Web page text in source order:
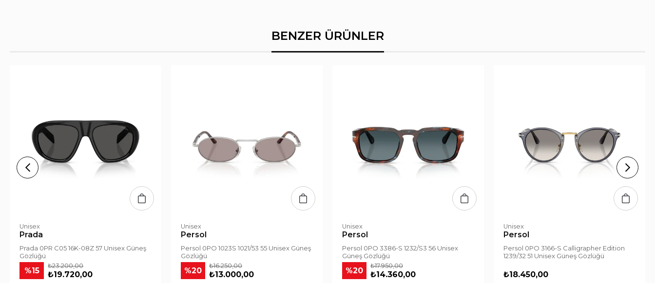
BENZER ÜRÜNLER
Unisex
Prada
Prada 0PR C05 16K-08Z 57 Unisex Güneş
Gözlüğü
%15 ₺19.720,00
₺23.200,00
Unisex
Persol
Persol 0PO 1023S 1021/53 55 Unisex Güneş
Gözlüğü
%20 ₺13.000,00
₺16.250,00
Unisex
Persol
Persol 0PO 3386-S 1232/S3 56 Unisex
Güneş Gözlüğü
%20 ₺14.360,00
₺17.950,00
Unisex
Persol
Persol 0PO 3166-S Calligrapher Edition
1239/32 51 Unisex Güneş Gözlüğü
₺18.450,00